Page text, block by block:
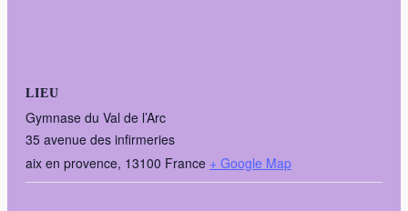
LIEU
Gymnase du Val de l’Arc
35 avenue des infirmeries
aix en provence, 13100 France + Google Map